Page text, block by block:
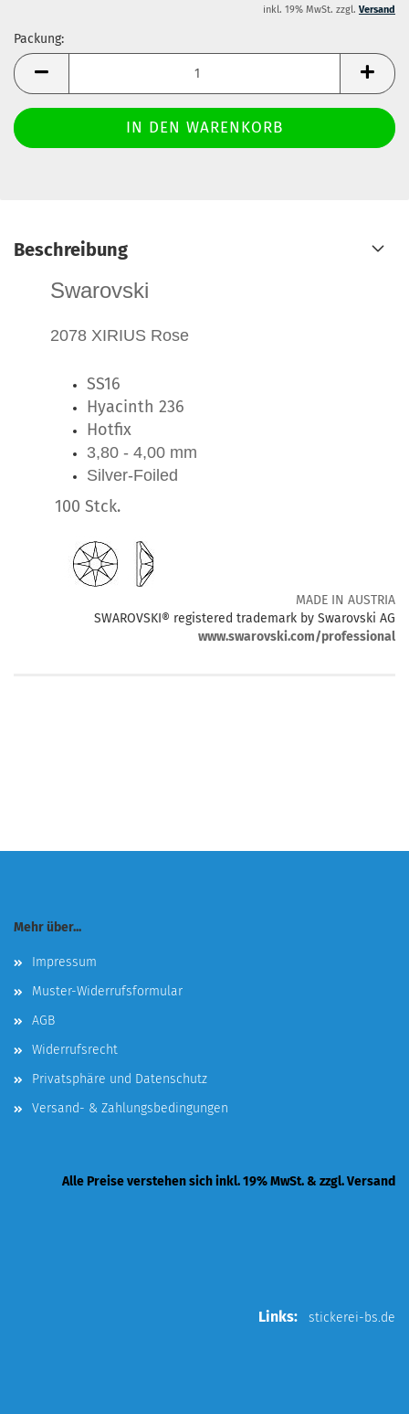
inkl. 19% MwSt. zzgl. Versand
Packung:
Packung
Beschreibung
Swarovski
2078 XIRIUS Rose
SS16
Hyacinth 236
Hotfix
3,80 - 4,00 mm
Silver-Foiled
100 Stck.
MADE IN AUSTRIA
SWAROVSKI® registered trademark by Swarovski AG
www.swarovski.com/professional
Mehr über...
Impressum
Muster-Widerrufsformular
AGB
Widerrufsrecht
Privatsphäre und Datenschutz
Versand- & Zahlungsbedingungen
Alle Preise verstehen sich inkl. 19% MwSt. & zzgl. Versand
Links: stickerei-bs.de